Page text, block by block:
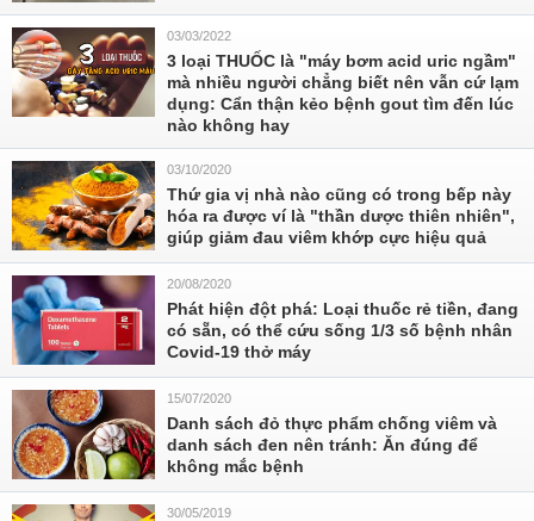
03/03/2022
3 loại THUỐC là "máy bơm acid uric ngầm"
mà nhiều người chẳng biết nên vẫn cứ lạm
dụng: Cẩn thận kẻo bệnh gout tìm đến lúc
nào không hay
03/10/2020
Thứ gia vị nhà nào cũng có trong bếp này
hóa ra được ví là "thần dược thiên nhiên",
giúp giảm đau viêm khớp cực hiệu quả
20/08/2020
Phát hiện đột phá: Loại thuốc rẻ tiền, đang
có sẵn, có thể cứu sống 1/3 số bệnh nhân
Covid-19 thở máy
15/07/2020
Danh sách đỏ thực phẩm chống viêm và
danh sách đen nên tránh: Ăn đúng để
không mắc bệnh
30/05/2019